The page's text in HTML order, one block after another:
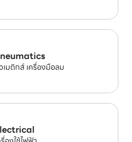
เมติกส์ เครื่องมือลม